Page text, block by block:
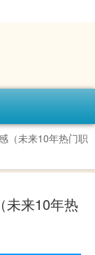
（未来10年热门职
未来10年热